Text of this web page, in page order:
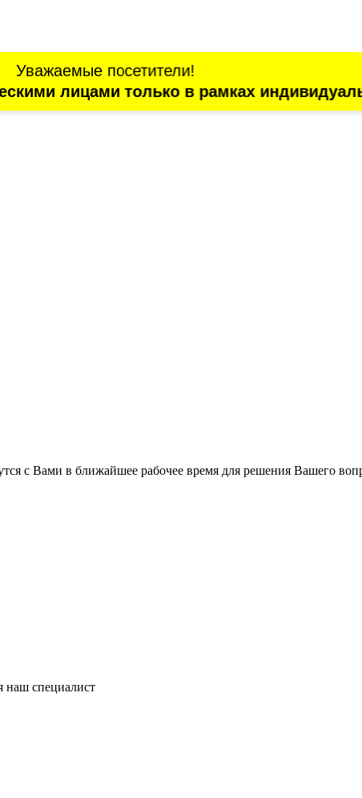
Уважаемые посетители!
лицами только в рамках
с Вами в ближайшее рабочее время для решения Вашего
наш специалист